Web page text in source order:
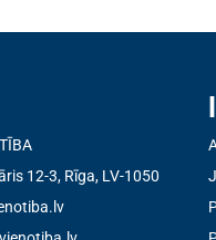
12-3, Rīga, LV-1050